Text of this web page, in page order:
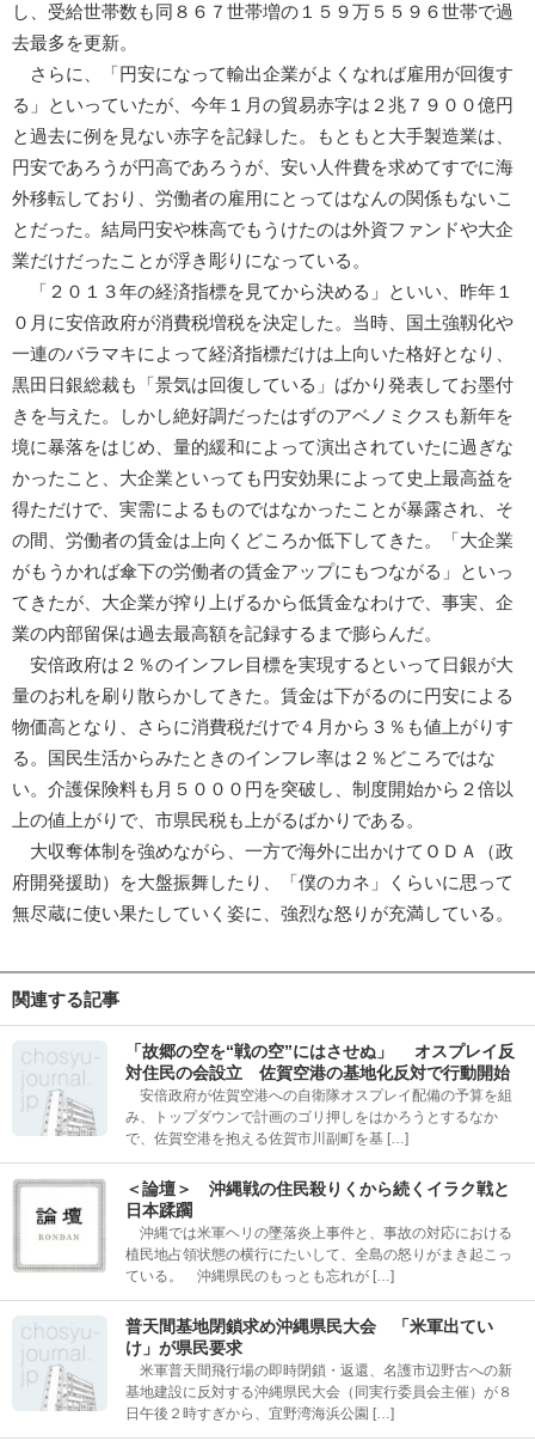
し、受給世帯数も同８６７世帯増の１５９万５５９６世帯で過
去最多を更新。
さらに、「円安になって輸出企業がよくなれば雇用が回復す
る」といっていたが、今年１月の貿易赤字は２兆７９００億円
と過去に例を見ない赤字を記録した。もともと大手製造業は、
円安であろうが円高であろうが、安い人件費を求めてすでに海
外移転しており、労働者の雇用にとってはなんの関係もないこ
とだった。結局円安や株高でもうけたのは外資ファンドや大企
業だけだったことが浮き彫りになっている。
「２０１３年の経済指標を見てから決める」といい、昨年１
０月に安倍政府が消費税増税を決定した。当時、国土強靱化や
一連のバラマキによって経済指標だけは上向いた格好となり、
黒田日銀総裁も「景気は回復している」ばかり発表してお墨付
きを与えた。しかし絶好調だったはずのアベノミクスも新年を
境に暴落をはじめ、量的緩和によって演出されていたに過ぎな
かったこと、大企業といっても円安効果によって史上最高益を
得ただけで、実需によるものではなかったことが暴露され、そ
の間、労働者の賃金は上向くどころか低下してきた。「大企業
がもうかれば傘下の労働者の賃金アップにもつながる」といっ
てきたが、大企業が搾り上げるから低賃金なわけで、事実、企
業の内部留保は過去最高額を記録するまで膨らんだ。
安倍政府は２％のインフレ目標を実現するといって日銀が大
量のお札を刷り散らかしてきた。賃金は下がるのに円安による
物価高となり、さらに消費税だけで４月から３％も値上がりす
る。国民生活からみたときのインフレ率は２％どころではな
い。介護保険料も月５０００円を突破し、制度開始から２倍以
上の値上がりで、市県民税も上がるばかりである。
大収奪体制を強めながら、一方で海外に出かけてＯＤＡ（政
府開発援助）を大盤振舞したり、「僕のカネ」くらいに思って
無尽蔵に使い果たしていく姿に、強烈な怒りが充満している。
関連する記事
「故郷の空を“戦の空”にはさせぬ」 オスプレイ反
対住民の会設立 佐賀空港の基地化反対で行動開始
安倍政府が佐賀空港への自衛隊オスプレイ配備の予算を組
み、トップダウンで計画のゴリ押しをはかろうとするなか
で、佐賀空港を抱える佐賀市川副町を基 […]
＜論壇＞ 沖縄戦の住民殺りくから続くイラク戦と
日本蹂躙
沖縄では米軍ヘリの墜落炎上事件と、事故の対応における
植民地占領状態の横行にたいして、全島の怒りがまき起こっ
ている。 沖縄県民のもっとも忘れが […]
普天間基地閉鎖求め沖縄県民大会 「米軍出てい
け」が県民要求
米軍普天間飛行場の即時閉鎖・返還、名護市辺野古への新
基地建設に反対する沖縄県民大会（同実行委員会主催）が８
日午後２時すぎから、宜野湾海浜公園 […]